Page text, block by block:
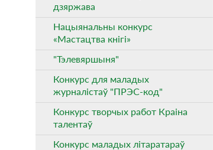
дзяржава
Нацыянальны конкурс
«Мастацтва кнігі»
"Тэлевяршыня"
Конкурс для маладых
журналістаў "ПРЭС-код"
Конкурс творчых работ Краіна
талентаў
Конкурс маладых літаратараў